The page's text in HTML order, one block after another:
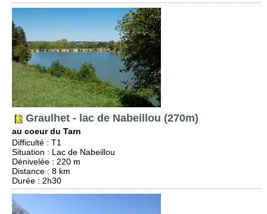
Graulhet - lac de Nabeillou (270m)
au coeur du Tarn
Difficulté : T1
Situation : Lac de Nabeillou
Dénivelée : 220 m
Distance : 8 km
Durée : 2h30